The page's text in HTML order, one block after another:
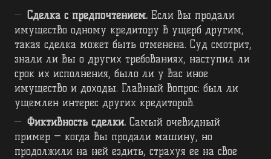
Сделка с предпочтением. Если вы продали
имущество одному кредитору в ущерб другим,
такая сделка может быть отменена. Суд смотрит,
знали ли вы о других требованиях, наступил ли
срок их исполнения, было ли у вас иное
имущество и доходы. Главный вопрос: был ли
ущемлен интерес других кредиторов.
Фиктивность сделки. Самый очевидный
пример — когда вы продали машину, но
продолжили на ней ездить, страхуя ее на свое